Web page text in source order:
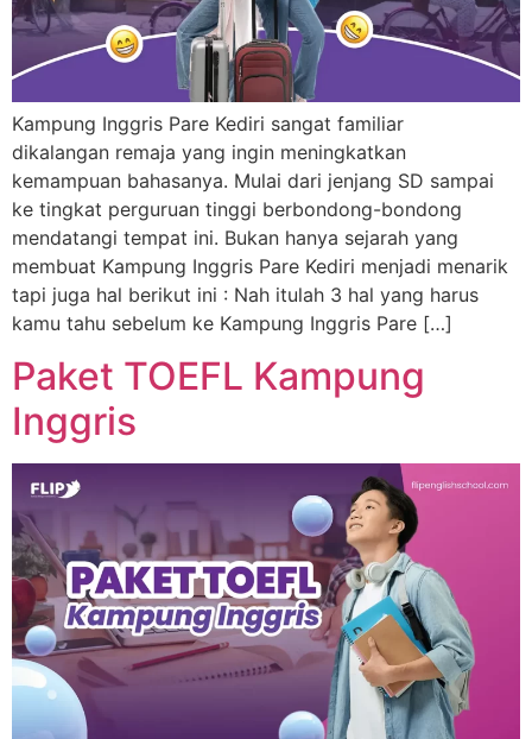
Kampung Inggris Pare Kediri sangat familiar
dikalangan remaja yang ingin meningkatkan
kemampuan bahasanya. Mulai dari jenjang SD sampai
ke tingkat perguruan tinggi berbondong-bondong
mendatangi tempat ini. Bukan hanya sejarah yang
membuat Kampung Inggris Pare Kediri menjadi menarik
tapi juga hal berikut ini : Nah itulah 3 hal yang harus
kamu tahu sebelum ke Kampung Inggris Pare […]
Paket TOEFL Kampung
Inggris